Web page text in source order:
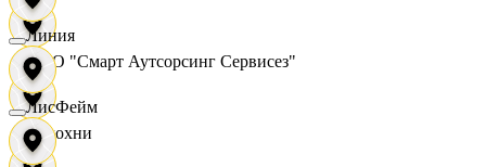
ООО "Смарт Аутсорсинг Сервисез"
Отдохни
Линия
ЛисФейм